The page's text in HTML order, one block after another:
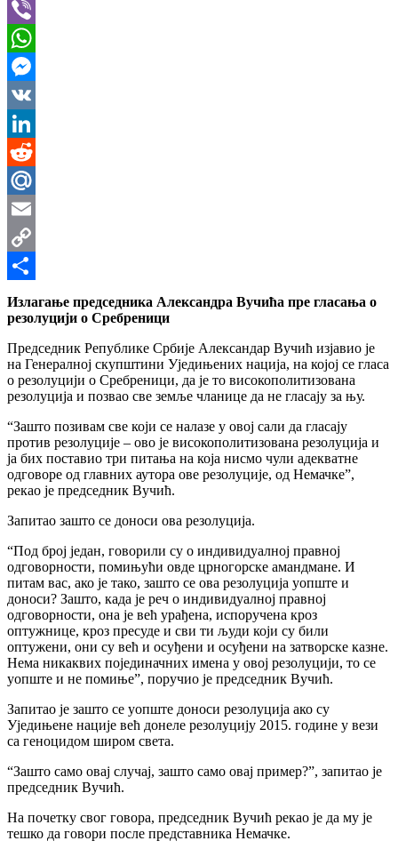
Telegram
Viber
WhatsApp
Messenger
VK
LinkedIn
Reddit
Mail.Ru
Email
Copy
Link
Share
Излагање председника Александра Вучића пре гласања о
резолуцији о Сребреници
Председник Републике Србије Александар Вучић изјавио је
на Генералној скупштини Уједињених нација, на којој се гласа
о резолуцији о Сребреници, да је то високополитизована
резолуција и позвао све земље чланице да не гласају за њу.
“Зашто позивам све који се налазе у овој сали да гласају
против резолуције – ово је високополитизована резолуција и
ја бих поставио три питања на која нисмо чули адекватне
одговоре од главних аутора ове резолуције, од Немачке”,
рекао је председник Вучић.
Запитао зашто се доноси ова резолуција.
“Под број један, говорили су о индивидуалној правној
одговорности, помињући овде црногорске амандмане. И
питам вас, ако је тако, зашто се ова резолуција уопште и
доноси? Зашто, када је реч о индивидуалној правној
одговорности, она је већ урађена, испоручена кроз
оптужнице, кроз пресуде и сви ти људи који су били
оптужени, они су већ и осуђени и осуђени на затворске казне.
Нема никаквих појединачних имена у овој резолуцији, то се
уопште и не помиње”, поручио је председник Вучић.
Запитао је зашто се уопште доноси резолуција ако су
Уједињене нације већ донеле резолуцију 2015. године у вези
са геноцидом широм света.
“Зашто само овај случај, зашто само овај пример?”, запитао је
председник Вучић.
На почетку свог говора, председник Вучић рекао је да му је
тешко да говори после представника Немачке.